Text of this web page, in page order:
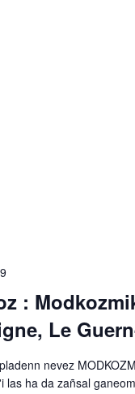
:
Le
nevez
las ha da zañsal